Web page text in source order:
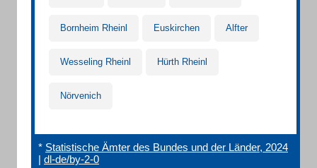
Bornheim Rheinl Euskirchen Alfter
Wesseling Rheinl Hürth Rheinl
Nörvenich
* Statistische Ämter des Bundes und der Länder, 2024
| dl-de/by-2-0